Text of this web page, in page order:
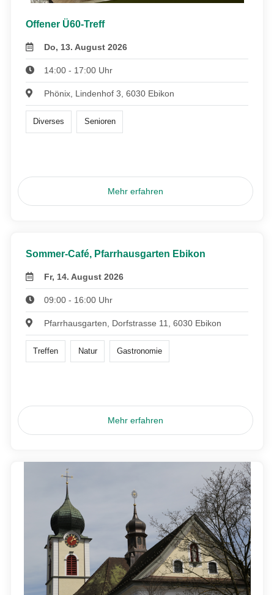
Offener Ü60-Treff
Do, 13. August 2026
14:00 - 17:00 Uhr
Phönix, Lindenhof 3, 6030 Ebikon
Diverses Senioren
Mehr erfahren
Sommer-Café, Pfarrhausgarten Ebikon
Fr, 14. August 2026
09:00 - 16:00 Uhr
Pfarrhausgarten, Dorfstrasse 11, 6030 Ebikon
Treffen Natur Gastronomie
Mehr erfahren